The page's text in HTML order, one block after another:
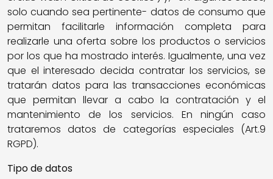
solo cuando sea pertinente- datos de consumo que
permitan facilitarle información completa para
realizarle una oferta sobre los productos o servicios
por los que ha mostrado interés. Igualmente, una vez
que el interesado decida contratar los servicios, se
tratarán datos para las transacciones económicas
que permitan llevar a cabo la contratación y el
mantenimiento de los servicios. En ningún caso
trataremos datos de categorías especiales (Art.9
RGPD).
Tipo de datos